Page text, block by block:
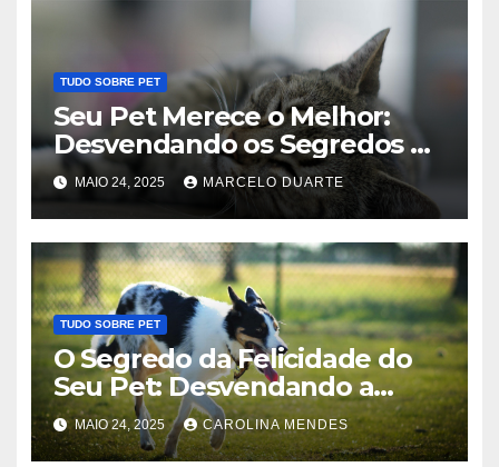
TUDO SOBRE PET
Seu Pet Merece o Melhor:
Desvendando os Segredos de
uma Vida Longa e Saudável
MAIO 24, 2025 MARCELO DUARTE
TUDO SOBRE PET
O Segredo da Felicidade do
Seu Pet: Desvendando a
Ciência do Bem-Estar Animal
MAIO 24, 2025 CAROLINA MENDES